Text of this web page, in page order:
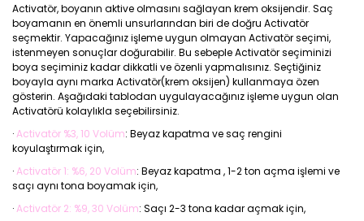
Activatör, boyanın aktive olmasını sağlayan krem oksijendir. Saç
boyamanın en önemli unsurlarından biri de doğru Activatör
seçmektir. Yapacağınız işleme uygun olmayan Activatör seçimi,
istenmeyen sonuçlar doğurabilir. Bu sebeple Activatör seçiminizi
boya seçiminiz kadar dikkatli ve özenli yapmalısınız. Seçtiğiniz
boyayla aynı marka Activatör(krem oksijen) kullanmaya özen
gösterin. Aşağıdaki tablodan uygulayacağınız işleme uygun olan
Activatörü kolaylıkla seçebilirsiniz.
·Activatör %3, 10 Volüm: Beyaz kapatma ve saç rengini
koyulaştırmak için,
·Activatör 1: %6, 20 Volüm: Beyaz kapatma , 1-2 ton açma işlemi ve
saçı aynı tona boyamak için,
·Activatör 2: %9, 30 Volüm: Saçı 2-3 tona kadar açmak için,